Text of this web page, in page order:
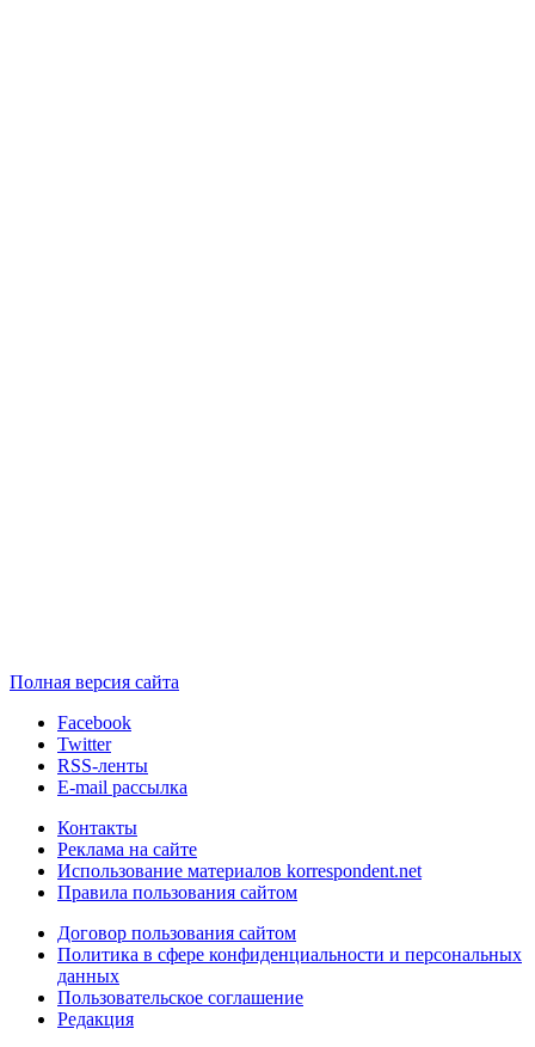
Полная версия сайта
Facebook
Twitter
RSS-ленты
E-mail рассылка
Контакты
Реклама на сайте
Использование материалов korrespondent.net
Правила пользования сайтом
Договор пользования сайтом
Политика в сфере конфиденциальности и персональных
данных
Пользовательское соглашение
Редакция